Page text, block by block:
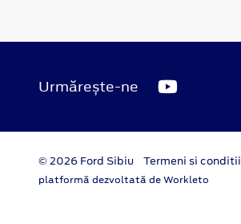
Urmărește-ne
© 2026 Ford Sibiu Termeni si conditii
platformă dezvoltată de Workleto